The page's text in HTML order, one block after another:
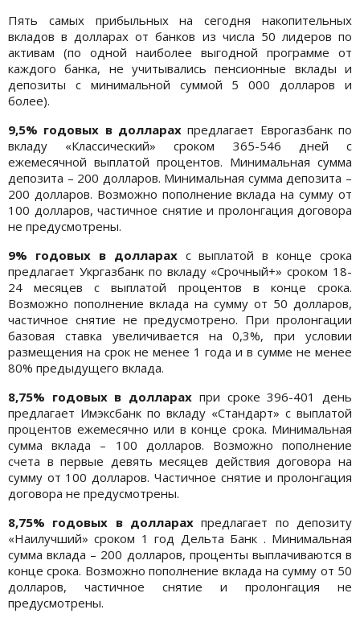
Пять самых прибыльных на сегодня накопительных
вкладов в долларах от банков из числа 50 лидеров по
активам (по одной наиболее выгодной программе от
каждого банка, не учитывались пенсионные вклады и
депозиты с минимальной суммой 5 000 долларов и
более).
9,5% годовых в долларах предлагает Еврогазбанк по
вкладу «Классический» сроком 365-546 дней с
ежемесячной выплатой процентов. Минимальная сумма
депозита – 200 долларов. Минимальная сумма депозита –
200 долларов. Возможно пополнение вклада на сумму от
100 долларов, частичное снятие и пролонгация договора
не предусмотрены.
9% годовых в долларахс выплатой в конце срока
предлагает Укргазбанк по вкладу «Срочный+» сроком 18-
24 месяцев с выплатой процентов в конце срока.
Возможно пополнение вклада на сумму от 50 долларов,
частичное снятие не предусмотрено. При пролонгации
базовая ставка увеличивается на 0,3%, при условии
размещения на срок не менее 1 года и в сумме не менее
80% предыдущего вклада.
8,75% годовых в долларах при сроке 396-401 день
предлагает Имэксбанк по вкладу «Стандарт» с выплатой
процентов ежемесячно или в конце срока. Минимальная
сумма вклада – 100 долларов. Возможно пополнение
счета в первые девять месяцев действия договора на
сумму от 100 долларов. Частичное снятие и пролонгация
договора не предусмотрены.
8,75% годовых в долларах предлагает по депозиту
«Наилучший» сроком 1 год Дельта Банк . Минимальная
сумма вклада – 200 долларов, проценты выплачиваются в
конце срока. Возможно пополнение вклада на сумму от 50
долларов, частичное снятие и пролонгация не
предусмотрены.